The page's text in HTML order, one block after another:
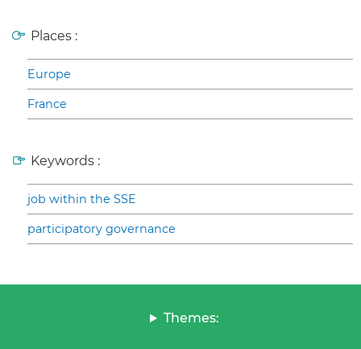
Places :
Europe
France
Keywords :
job within the SSE
participatory governance
Themes: